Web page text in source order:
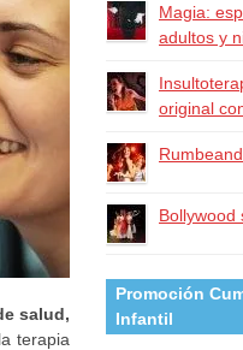
salud,
terapia
Magia:
adultos y
original
Bollywood
Promoción
Infantil